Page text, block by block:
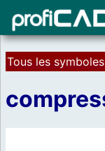
Tous les symboles